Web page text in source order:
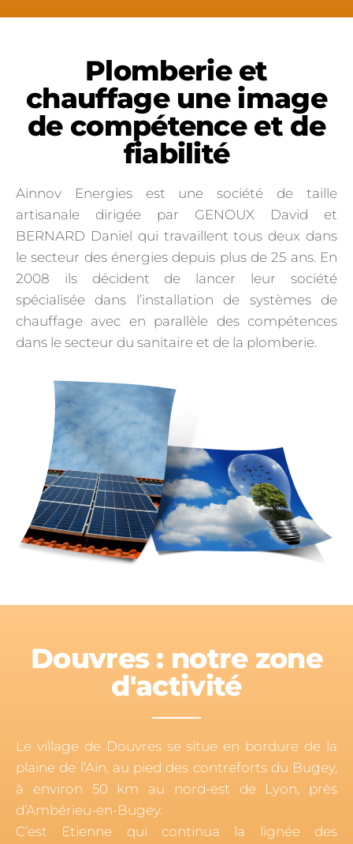
Plomberie et
chauffage une image
de compétence et de
fiabilité
Ainnov Energies est une société de taille
artisanale dirigée par GENOUX David et
BERNARD Daniel qui travaillent tous deux dans
le secteur des énergies depuis plus de 25 ans. En
2008 ils décident de lancer leur société
spécialisée dans l’installation de systèmes de
chauffage avec en parallèle des compétences
dans le secteur du sanitaire et de la plomberie.
Douvres : notre zone
d'activité
Le village de Douvres se situe en bordure de la
plaine de l’Ain, au pied des contreforts du Bugey,
à environ 50 km au nord-est de Lyon, près
d’Ambérieu-en-Bugey.
C’est Etienne qui continua la lignée des